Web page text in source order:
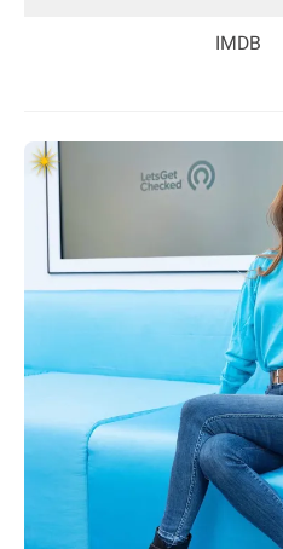
IMDB